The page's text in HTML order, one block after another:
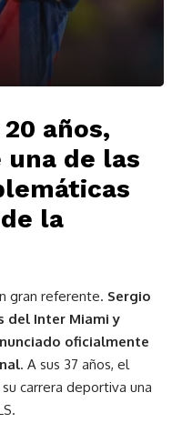
años,
de las
la
gran referente. Sergio
del Inter Miami y
oficialmente
. A sus 37 años, el
carrera deportiva una